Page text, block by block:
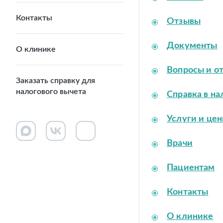
Контакты
О клинике
Заказать справку для
налогового вычета
Отзывы
Документы
Вопросы и
Справка в
Услуги и
Врачи
Пациентам
Контакты
О клинике